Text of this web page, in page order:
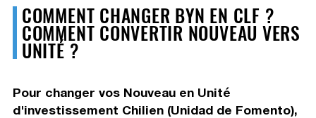
COMMENT CHANGER BYN EN CLF ?
COMMENT CONVERTIR NOUVEAU VERS
UNITÉ ?
Pour changer vos Nouveau en Unité
d'investissement Chilien (Unidad de Fomento),